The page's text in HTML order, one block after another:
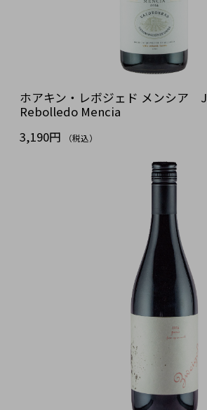
ホアキン・レボジェド メンシア
Rebolledo Mencia
3,190円
（税込）